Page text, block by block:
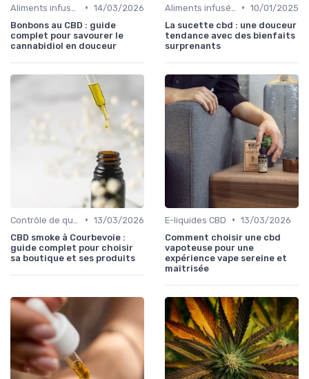
• 14/03/2026
Bonbons au CBD : guide
complet pour savourer le
cannabidiol en douceur
• 10/01/2025
La sucette cbd : une douceur
tendance avec des bienfaits
surprenants
• 13/03/2026
CBD smoke à Courbevoie :
guide complet pour choisir
sa boutique et ses produits
E-liquides CBD • 13/03/2026
Comment choisir une cbd
vapoteuse pour une
expérience vape sereine et
maîtrisée